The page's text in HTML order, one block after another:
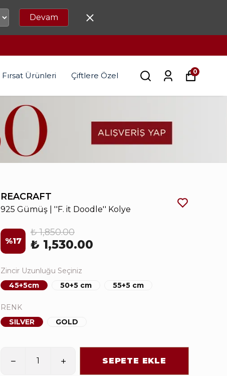
Devam
Fırsat Ürünleri Çiftlere Özel 0
REACRAFT
925 Gümüş | ''F. it Doodle'' Kolye
%17
₺ 1,850.00
₺ 1,530.00
Zincir Uzunluğu Seçiniz
45+5cm
50+5 cm 55+5 cm
RENK
SILVER
GOLD
SEPETE EKLE